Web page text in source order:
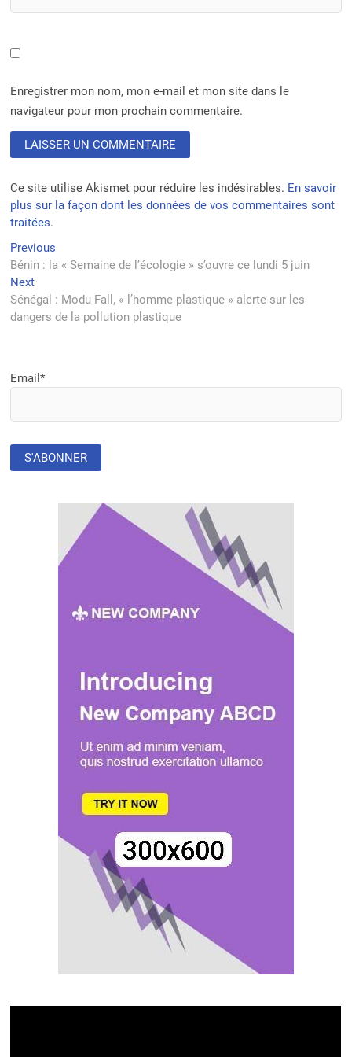
Enregistrer mon nom, mon e-mail et mon site dans le
navigateur pour mon prochain commentaire.
Ce site utilise Akismet pour réduire les indésirables. En savoir
plus sur la façon dont les données de vos commentaires sont
traitées.
Navigation
de
l’article
Previous
post:
Bénin : la « Semaine de l’écologie » s’ouvre ce lundi 5 juin
NextNext
post:
Sénégal : Modu Fall, « l’homme plastique » alerte sur les
dangers de la pollution plastique
Email*